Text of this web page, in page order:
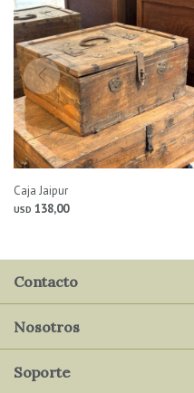
Caja Jaipur
USD 138,00
Contacto
Nosotros
Soporte